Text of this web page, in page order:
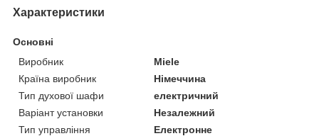
Характеристики
Основні
Виробник
Miele
Країна виробник
Німеччина
Тип духової шафи
електричний
Варіант установки
Незалежний
Тип управління
Електронне